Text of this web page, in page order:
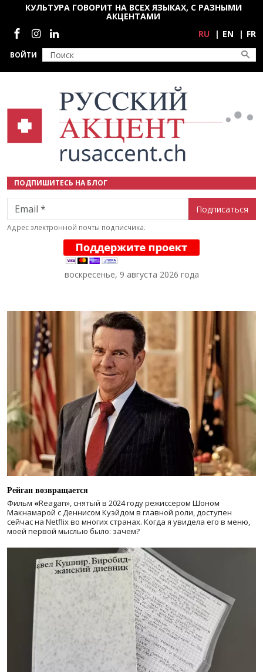
Перейти к основному содержанию
ВОЙТИ
КУЛЬТУРА ГОВОРИТ НА ВСЕХ ЯЗЫКАХ, С РАЗНЫМИ
АКЦЕНТАМИ
Социальные сети
RU EN FR
ПОДПИШИТЕСЬ НА БЛОГ
Email
Адрес электронной почты подписчика.
воскресенье, 9 августа 2026 года
Рейган возвращается
Фильм «Reagan», снятый в 2024 годурежиссером Шоном
Макнамарой с Деннисом Куэйдом в главной роли, доступен
сейчас на Netflix во многих странах. Когда я увидела его в меню,
моей первой мыслью было: зачем?